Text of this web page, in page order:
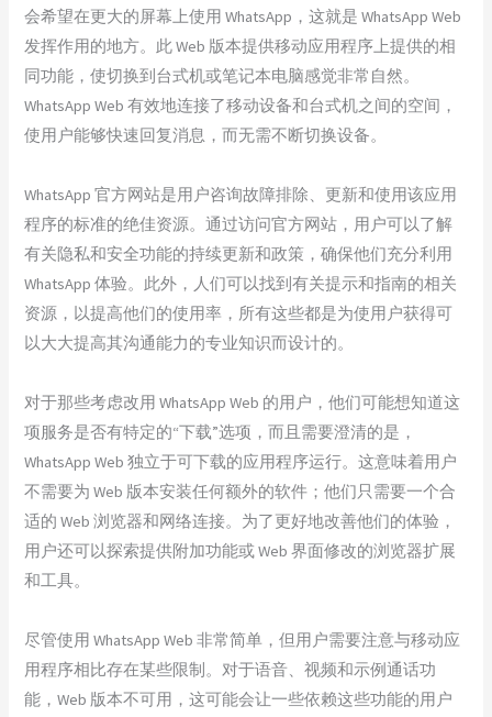
会希望在更大的屏幕上使用 WhatsApp，这就是 WhatsApp Web
发挥作用的地方。此 Web 版本提供移动应用程序上提供的相
同功能，使切换到台式机或笔记本电脑感觉非常自然。
WhatsApp Web 有效地连接了移动设备和台式机之间的空间，
使用户能够快速回复消息，而无需不断切换设备。
WhatsApp 官方网站是用户咨询故障排除、更新和使用该应用
程序的标准的绝佳资源。通过访问官方网站，用户可以了解
有关隐私和安全功能的持续更新和政策，确保他们充分利用
WhatsApp 体验。此外，人们可以找到有关提示和指南的相关
资源，以提高他们的使用率，所有这些都是为使用户获得可
以大大提高其沟通能力的专业知识而设计的。
对于那些考虑改用 WhatsApp Web 的用户，他们可能想知道这
项服务是否有特定的“下载”选项，而且需要澄清的是，
WhatsApp Web 独立于可下载的应用程序运行。这意味着用户
不需要为 Web 版本安装任何额外的软件；他们只需要一个合
适的 Web 浏览器和网络连接。为了更好地改善他们的体验，
用户还可以探索提供附加功能或 Web 界面修改的浏览器扩展
和工具。
尽管使用 WhatsApp Web 非常简单，但用户需要注意与移动应
用程序相比存在某些限制。对于语音、视频和示例通话功
能，Web 版本不可用，这可能会让一些依赖这些功能的用户